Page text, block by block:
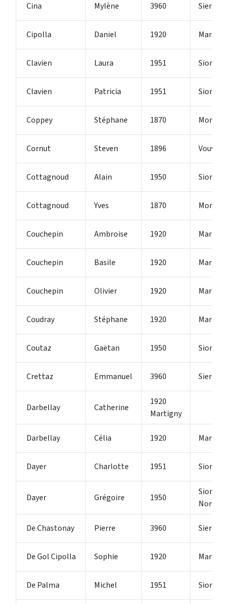
Cina Mylène 3960 Sierre
Cipolla Daniel 1920
Clavien Laura 1951 Sion
Clavien Patricia 1951 Sion
Coppey Stéphane 1870
Cornut Steven 1896 Vouvry
Cottagnoud Alain 1950 Sion
Cottagnoud Yves 1870
Couchepin Ambroise 1920
Couchepin Basile 1920
Couchepin Olivier 1920
Coudray Stéphane 1920
Coutaz Gaëtan 1950 Sion 2
Crettaz Emmanuel 3960 Sierre
Darbellay Catherine
1920
Martigny
Darbellay Célia 1920
Dayer Charlotte 1951 Sion
Dayer Grégoire 1950
Sion 2
Nord
De Chastonay Pierre 3960 Sierre
De Gol Cipolla Sophie 1920
De Palma Michel 1951 Sion